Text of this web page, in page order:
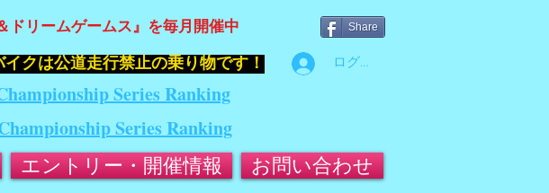
ドリームゲームス』を毎月開催中 Share
Series Ranking
Series Ranking
イクは公道走行禁止の乗り物です！ ログイン
エントリー・開催情報 お問い合わせ